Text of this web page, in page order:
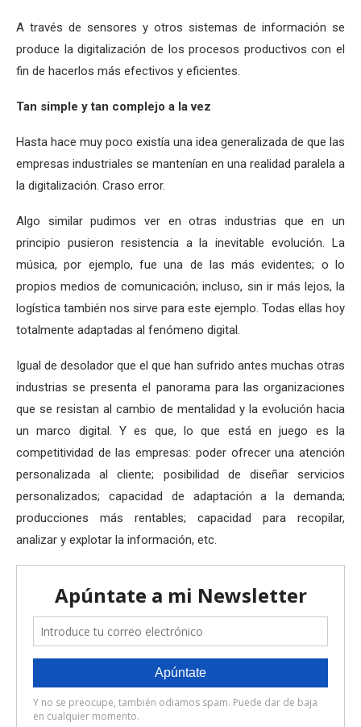
A través de sensores y otros sistemas de información se
produce la digitalización de los procesos productivos con el
fin de hacerlos más efectivos y eficientes.
Tan simple y tan complejo a la vez
Hasta hace muy poco existía una idea generalizada de que las
empresas industriales se mantenían en una realidad paralela a
la digitalización. Craso error.
Algo similar pudimos ver en otras industrias que en un
principio pusieron resistencia a la inevitable evolución. La
música, por ejemplo, fue una de las más evidentes; o lo
propios medios de comunicación; incluso, sin ir más lejos, la
logística también nos sirve para este ejemplo. Todas ellas hoy
totalmente adaptadas al fenómeno digital.
Igual de desolador que el que han sufrido antes muchas otras
industrias se presenta el panorama para las organizaciones
que se resistan al cambio de mentalidad y la evolución hacia
un marco digital. Y es que, lo que está en juego es la
competitividad de las empresas: poder ofrecer una atención
personalizada al cliente; posibilidad de diseñar servicios
personalizados; capacidad de adaptación a la demanda;
producciones más rentables; capacidad para recopilar,
analizar y explotar la información, etc.